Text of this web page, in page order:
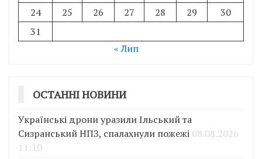
24
25 26 27 28 29
30
31
« Лип
ОСТАННІ НОВИНИ
Українські дрони уразили Ільський та
Сизранський НПЗ, спалахнули пожежі 08.08.2026
11:10